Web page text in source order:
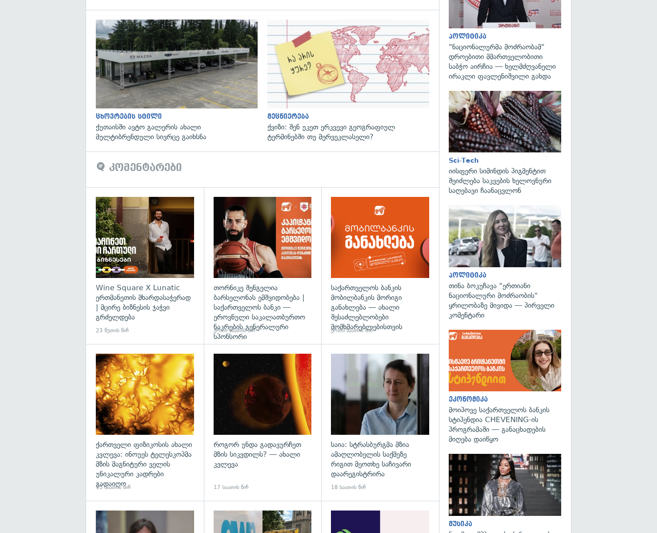
ცხოვრების სტილი
ქუთაისში ავტო გალერის ახალი
მულტიბრენდული სივრცე გაიხსნა
მეცნიერება
ქვიზი: შენ უკეთ ერკვევი გეოგრაფიულ
ტერმინებში თუ მერვეკლასელი?
კომენტარები
Wine Square X Lunatic
ერთმანეთის მხარდასაჭერად
| მცირე ბიზნესის ჯაჭვი
გრძელდება
23 წუთის წინ
თორნიკე შენგელია
ბარსელონას ემშვიდობება |
საქართველოს ბანკი —
ეროვნული საკალათბურთო
ნაკრების გენერალური
სპონსორი
ერთი საათის წინ
საქართველოს ბანკის
მობილბანკის მორიგი
განახლება — ახალი
შესაძლებლობები
მომხმარებლებისთვის
ერთი საათის წინ
გადახედვა
ქართველი ფიზიკოსის ახალი
კვლევა: ინოუეს ტელესკოპმა
მზის მაგნიტური ველის
უნიკალური კადრები
გადაიღო
15 საათის წინ
როგორ უნდა გადავურჩეთ
მზის სიკვდილს? — ახალი
კვლევა
17 საათის წინ
გადახედვა
საია: სტრასბურგმა მზია
ამაღლობელის საქმეზე
რიგით მეოთხე საჩივარი
დაარეგისტრირა
18 საათის წინ
გადახედვა გადახედვა
პოლიტიკა
"ნაციონალურმა მოძრაობამ"
დროებითი მმართველობითი
საბჭო აირჩია — ხელმძღვანელი
ირაკლი ფავლენიშვილი გახდა
Sci-Tech
იისფერი სიმინდის პიგმენტით
შეიძლება საკვების ხელოვნური
საღებავი ჩაანაცვლონ
პოლიტიკა
თინა ბოკუჩავა "ერთიანი
ნაციონალური მოძრაობის"
ყრილობაზე მივიდა — პირველი
კომენტარი
ეკონომიკა
მოიპოვე საქართველოს ბანკის
სტიპენდია CHEVENING-ის
პროგრამაში — განაცხადების
მიღება დაიწყო
მუსიკა